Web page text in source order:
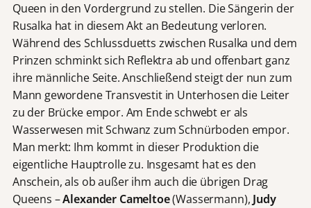
Queen in den Vordergrund zu stellen. Die Sängerin der
Rusalka hat in diesem Akt an Bedeutung verloren.
Während des Schlussduetts zwischen Rusalka und dem
Prinzen schminkt sich Reflektra ab und offenbart ganz
ihre männliche Seite. Anschließend steigt der nun zum
Mann gewordene Transvestit in Unterhosen die Leiter
zu der Brücke empor. Am Ende schwebt er als
Wasserwesen mit Schwanz zum Schnürboden empor.
Man merkt: Ihm kommt in dieser Produktion die
eigentliche Hauptrolle zu. Insgesamt hat es den
Anschein, als ob außer ihm auch die übrigen Drag
Queens –Alexander Cameltoe(Wassermann), Judy